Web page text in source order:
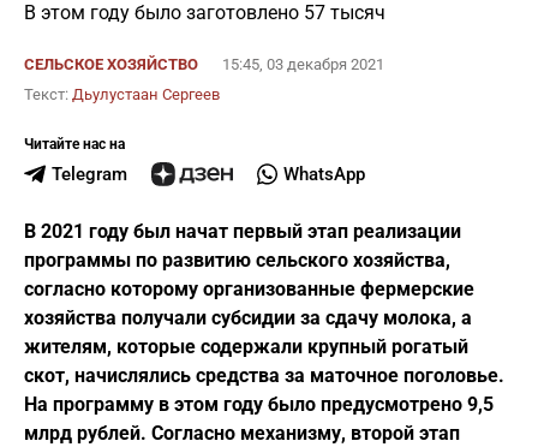
В этом году было заготовлено 57 тысяч
СЕЛЬСКОЕ ХОЗЯЙСТВО
15:45, 03 декабря 2021
Текст: Дьулустаан Сергеев
Читайте нас на
Telegram WhatsApp
В 2021 году был начат первый этап реализации
программы по развитию сельского хозяйства,
согласно которому организованные фермерские
хозяйства получали субсидии за сдачу молока, а
жителям, которые содержали крупный рогатый
скот, начислялись средства за маточное поголовье.
На программу в этом году было предусмотрено 9,5
млрд рублей. Согласно механизму, второй этап